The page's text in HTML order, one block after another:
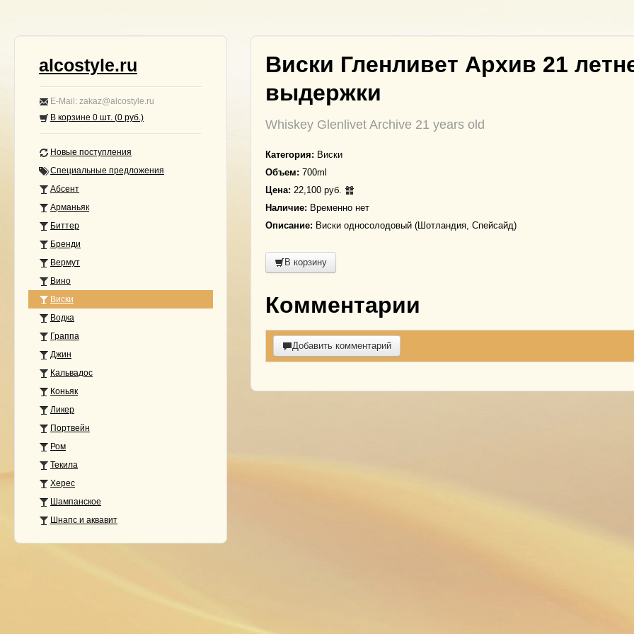
alcostyle.ru
E-Mail: zakaz@alcostyle.ru
В корзине 0 шт. (0 руб.)
Новые поступления
Специальные предложения
Абсент
Арманьяк
Биттер
Бренди
Вермут
Вино
Виски
Водка
Граппа
Джин
Кальвадос
Коньяк
Ликер
Портвейн
Ром
Текила
Херес
Шампанское
Шнапс и аквавит
Виски Гленливет Архив 21
выдержки
Whiskey Glenlivet Archive 21 years old
Категория: Виски
Объем: 700ml
Цена: 22,100 руб.
Наличие: Временно нет
Описание: Виски односолодовый (Шотландия, Спейсайд)
В корзину
Комментарии
Добавить комментарий